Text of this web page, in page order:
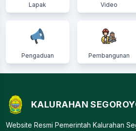
Lapak Video
Pengaduan Pembangunan
KALURAHAN
Website Resmi Pemerintah Kalurahan